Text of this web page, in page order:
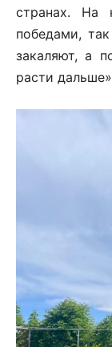
странах. На
победами,
закаляют, а
расти